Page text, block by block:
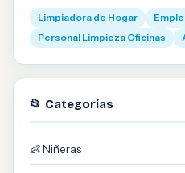
Limpiadora de Hogar
Personal Limpieza Oficinas
📂 Categorías
👶 Niñeras